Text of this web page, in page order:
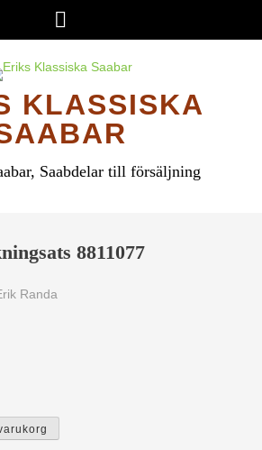
KLASSISKA
Saabdelar till försäljning
8811077
Randa